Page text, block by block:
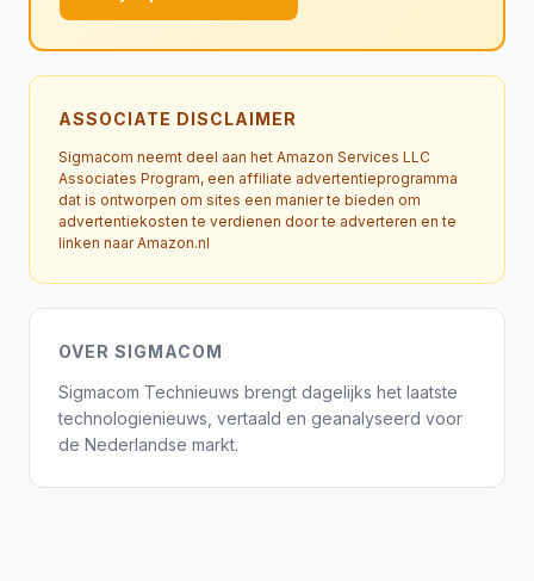
ASSOCIATE DISCLAIMER
Sigmacom neemt deel aan het Amazon Services LLC
Associates Program, een affiliate advertentieprogramma
dat is ontworpen om sites een manier te bieden om
advertentiekosten te verdienen door te adverteren en te
linken naar Amazon.nl
OVER SIGMACOM
Sigmacom Technieuws brengt dagelijks het laatste
technologienieuws, vertaald en geanalyseerd voor
de Nederlandse markt.